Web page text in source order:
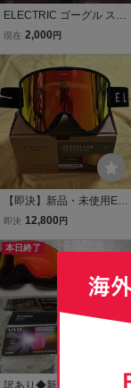
ELECTRIC ゴーグル スキ
ー スノーボード 球面 エレ
ビング ANON OAKLEY S
PY SMITH SWANS DICE
DRAGON VONZIPPER
現在 2,000 円
【即決】新品・未使用EL
ECTRIC KLEVELAND BL
ドレンズ ハイコントラス
トレンズ 人気モデル エレ
ク在庫処分42%OFF
即決 12,800 円
本日終了
訳あり◆新品◆2025年◆